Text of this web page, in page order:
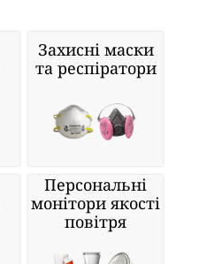
Захисні маски
та респіратори
Персональні
монітори якості
повітря